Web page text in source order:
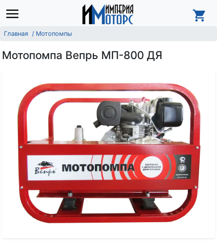
Главная Мотопомпы
Мотопомпа Вепрь МП-800 ДЯ